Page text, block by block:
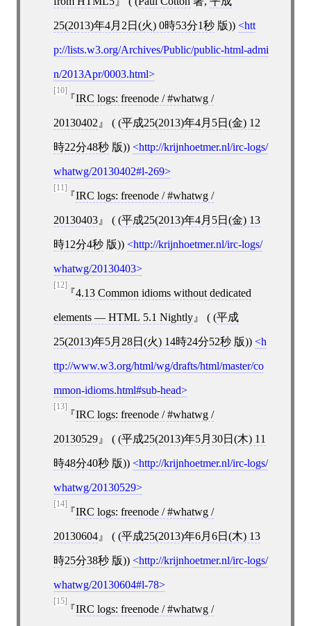
25(2013)年4月2日(火) 0時53分1秒版)) htt
p://lists.w3.org/Archives/Public/public-html-admi
n/2013Apr/0003.html
[10]
IRC logs: freenode / #whatwg /
20130402 ( (平成25(2013)年4月5日(金) 12
時22分48秒版)) http://krijnhoetmer.nl/irc-logs/
whatwg/20130402#l-269
[11]
IRC logs: freenode / #whatwg /
20130403 ( (平成25(2013)年4月5日(金) 13
時12分4秒版)) http://krijnhoetmer.nl/irc-logs/
whatwg/20130403
[12]
4.13 Common idioms without dedicated
elements — HTML 5.1 Nightly ( (平成
25(2013)年5月28日(火) 14時24分52秒版)) h
ttp://www.w3.org/html/wg/drafts/html/master/co
mmon-idioms.html#sub-head
[13]
IRC logs: freenode / #whatwg /
20130529 ( (平成25(2013)年5月30日(木) 11
時48分40秒版)) http://krijnhoetmer.nl/irc-logs/
whatwg/20130529
[14]
IRC logs: freenode / #whatwg /
20130604 ( (平成25(2013)年6月6日(木) 13
時25分38秒版)) http://krijnhoetmer.nl/irc-logs/
whatwg/20130604#l-78
[15]
IRC logs: freenode / #whatwg /